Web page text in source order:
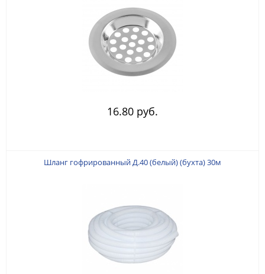
16.80 руб.
Шланг гофрированный Д.40 (белый) (бухта) 30м